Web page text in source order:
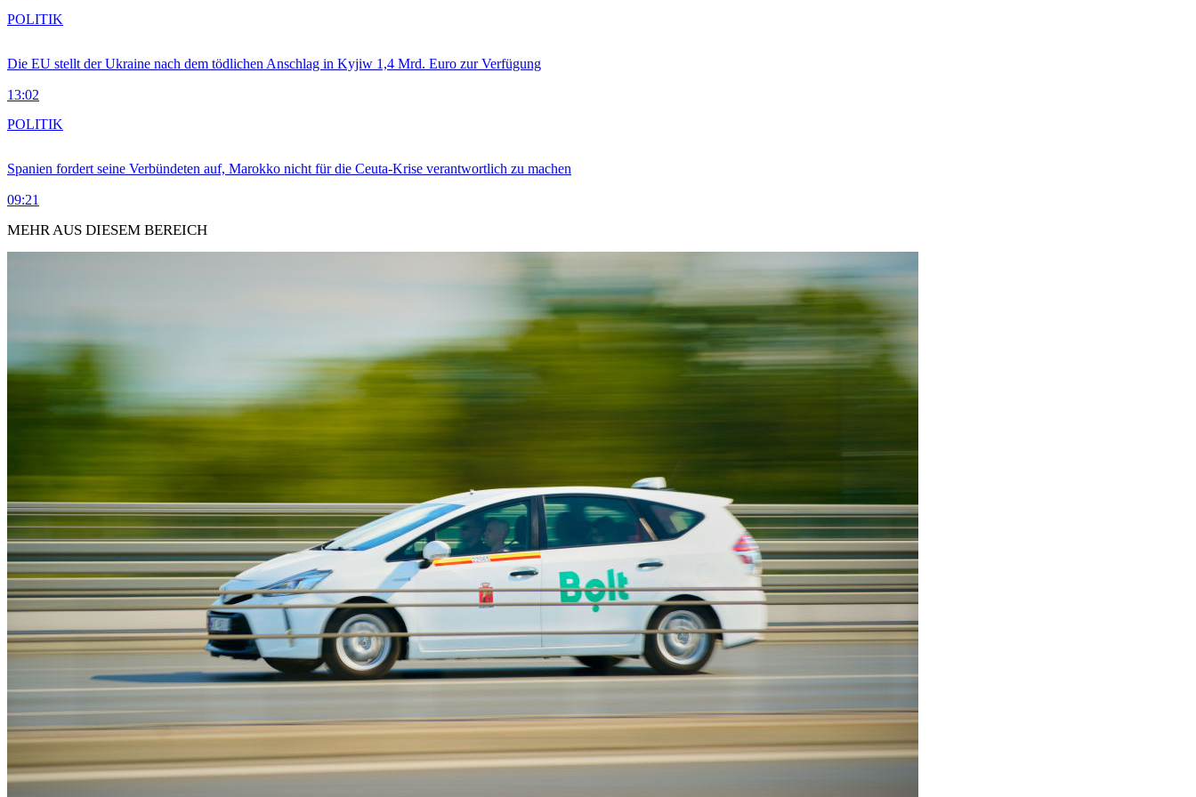
Die EU stellt der Ukraine nach dem tödlichen Anschlag in Kyjiw 1,4 Mrd. Euro zur Verfügung
13:02
POLITIK
Spanien fordert seine Verbündeten auf, Marokko nicht für die Ceuta-Krise verantwortlich zu machen
09:21
POLITIK
MEHR AUS DIESEM BEREICH